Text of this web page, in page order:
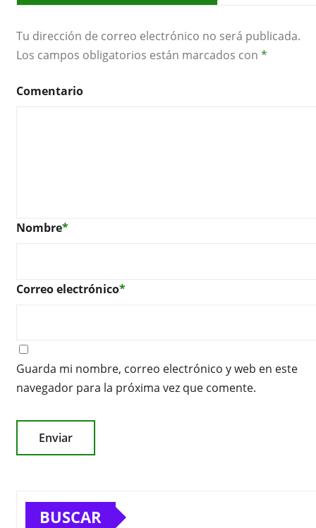
Tu dirección de correo electrónico no será publicada.
Los campos obligatorios están marcados con *
Comentario
Nombre*
Correo electrónico*
Guarda mi nombre, correo electrónico y web en este
navegador para la próxima vez que comente.
BUSCAR